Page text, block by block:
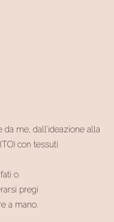
me, dall’ideazione alla
con tessuti
o
pregi
a mano.